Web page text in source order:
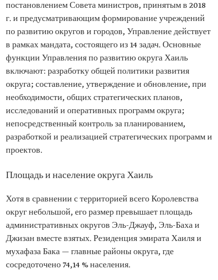
постановлением Совета министров, принятым в 2018
г. и предусматривающим формирование учреждений
по развитию округов и городов, Управление действует
в рамках мандата, состоящего из 14 задач. Основные
функции Управления по развитию округа Хаиль
включают: разработку общей политики развития
округа; составление, утверждение и обновление, при
необходимости, общих стратегических планов,
исследований и оперативных программ округа;
непосредственный контроль за планированием,
разработкой и реализацией стратегических программ и
проектов.
Площадь и население округа Хаиль
Хотя в сравнении с территорией всего Королевства
округ небольшой, его размер превышает площадь
административных округов Эль-Джауф, Эль-Баха и
Джизан вместе взятых. Резиденция эмирата Хаиля и
мухафаза Бака — главные районы округа, где
сосредоточено 74,14 % населения.